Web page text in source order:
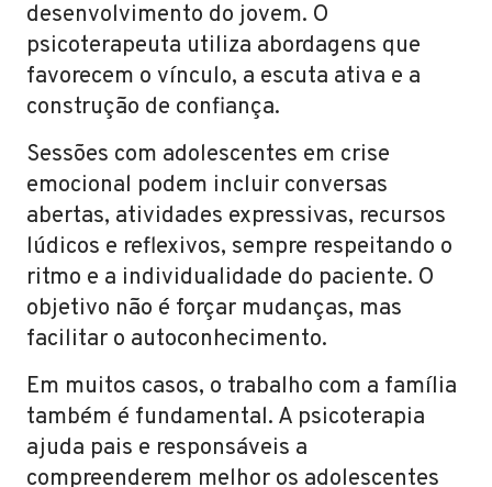
desenvolvimento do jovem. O
psicoterapeuta utiliza abordagens que
favorecem o vínculo, a escuta ativa e a
construção de confiança.
Sessões com adolescentes em crise
emocional podem incluir conversas
abertas, atividades expressivas, recursos
lúdicos e reflexivos, sempre respeitando o
ritmo e a individualidade do paciente. O
objetivo não é forçar mudanças, mas
facilitar o autoconhecimento.
Em muitos casos, o trabalho com a família
também é fundamental. A psicoterapia
ajuda pais e responsáveis a
compreenderem melhor os adolescentes